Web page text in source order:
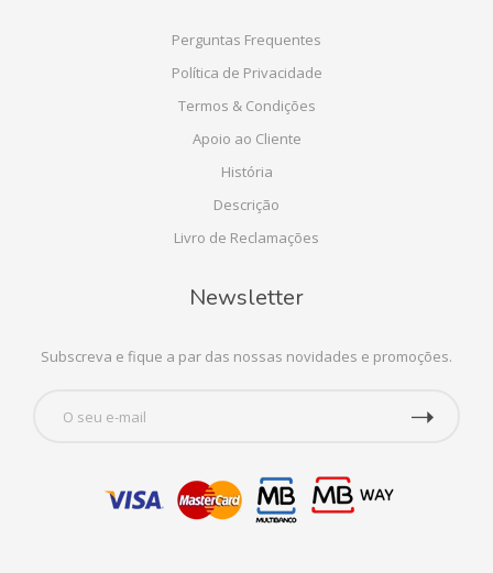
Perguntas Frequentes
Política de Privacidade
Termos & Condições
Apoio ao Cliente
História
Descrição
Livro de Reclamações
Newsletter
Subscreva e fique a par das nossas novidades e promoções.